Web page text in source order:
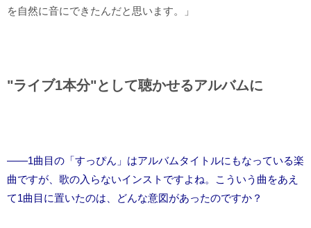
を自然に音にできたんだと思います。」
"ライブ1本分"として聴かせるアルバムに
――1曲目の「すっぴん」はアルバムタイトルにもなっている楽
曲ですが、歌の入らないインストですよね。こういう曲をあえ
て1曲目に置いたのは、どんな意図があったのですか？